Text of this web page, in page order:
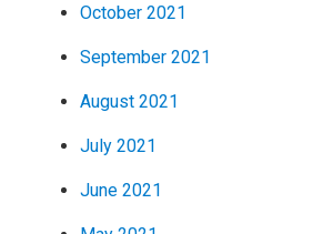
October 2021
September 2021
August 2021
July 2021
June 2021